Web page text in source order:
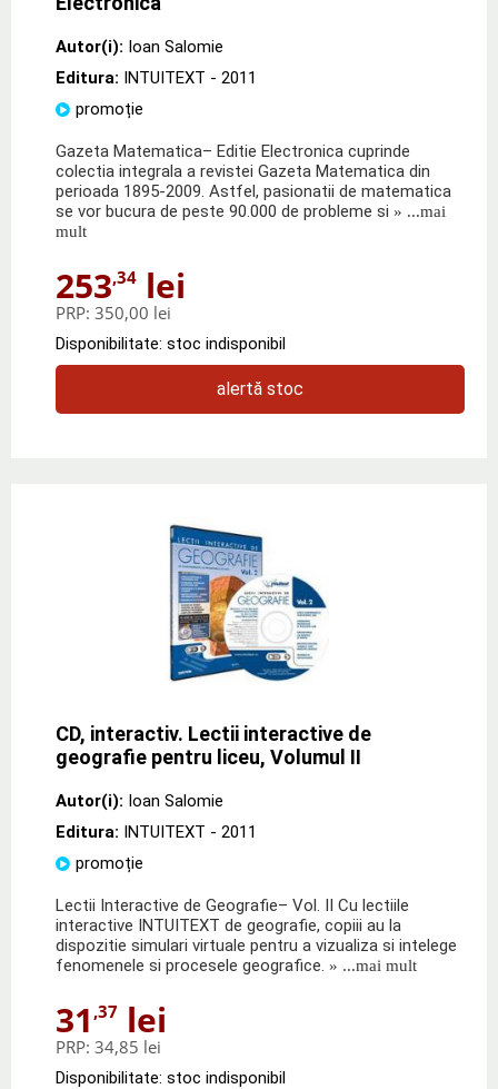
Autor(i): Ioan Salomie
Editura: INTUITEXT - 2011
promoție
Gazeta Matematica– Editie Electronica cuprinde
colectia integrala a revistei Gazeta Matematica din
perioada 1895-2009. Astfel, pasionatii de matematica
se vor bucura de peste 90.000 de probleme si » ...mai
mult
253,34 lei
PRP: 350,00 lei
Disponibilitate: stoc indisponibil
alertă stoc
CD, interactiv. Lectii interactive de
geografie pentru liceu, Volumul II
Autor(i): Ioan Salomie
Editura: INTUITEXT - 2011
promoție
Lectii Interactive de Geografie– Vol. II Cu lectiile
interactive INTUITEXT de geografie, copiii au la
dispozitie simulari virtuale pentru a vizualiza si intelege
fenomenele si procesele geografice. » ...mai mult
31 ,37 lei
PRP: 34,85 lei
Disponibilitate: stoc indisponibil